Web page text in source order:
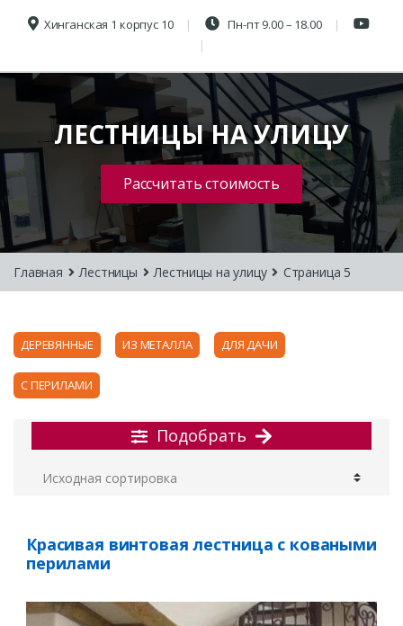
Хинганская 1 корпус 10 Пн-пт 9.00 – 18.00
ЛЕСТНИЦЫ НА УЛИЦУ
Рассчитать стоимость
Главная Лестницы Лестницы на улицу Страница 5
ДЕРЕВЯННЫЕ ИЗ МЕТАЛЛА ДЛЯ ДАЧИ
С ПЕРИЛАМИ
Подобрать
Красивая винтовая лестница с коваными
перилами